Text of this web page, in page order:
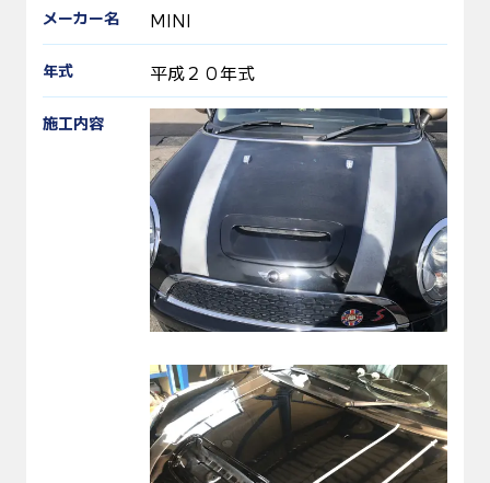
メーカー名 MINI
年式 平成２０年式
施工内容